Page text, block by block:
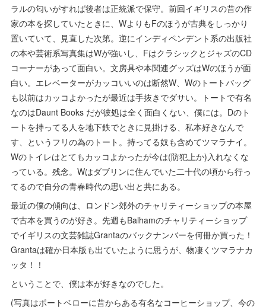
ラルの匂いがすれば後者は正統派で保守。前回イギリスの昔の作
家の本を探していたときに、WよりもFのほうが古典をしっかり
置いていて、見直した次第。逆にインディペンデント系の出版社
の本や芸術系写真集はWが強いし、FはクラシックとジャズのCD
コーナーがあって面白い。文房具や本関連グッズはWのほうが面
白い。エレベーターがカッコいいのは断然W、Wのトートバッグ
も以前はカッコよかったが最近は手抜きでダサい。トートで有名
なのはDaunt Books だが彼処は全く面白くない、僕には。Dのト
ートを持ってる人を地下鉄でときに見掛ける、私本好きなんで
す、というフリの為のトート。持ってる奴も含めてツマラナイ。
Wのトイレはとてもカッコよかったが今は(防犯上か)入れなくな
っている。残念。Wはダブリンに住んでいた二十代の頃から行っ
てるので自分の青春時代の思い出と共にある。
最近の僕の傾向は、ロンドン郊外のチャリティーショップの本屋
で古本を買うのが好き。先週もBalhamのチャリティーショップ
でイギリスの文芸雑誌Grantaのバックナンバーを何冊か買った！
Grantaは確か日本版も出ていたように思うが、物凄くツマラナカ
ッタ！！
ということで、僕は本が好きなのでした。
(写真はポートベローに昔からある有名なコーヒーショップ、今の